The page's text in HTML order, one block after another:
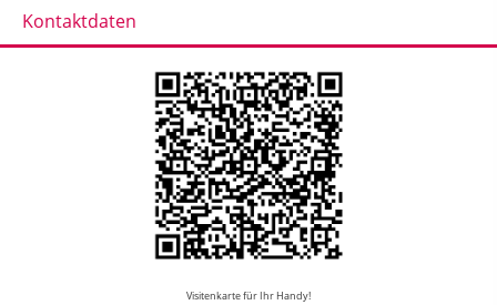
Kontaktdaten
Visitenkarte für Ihr Handy!